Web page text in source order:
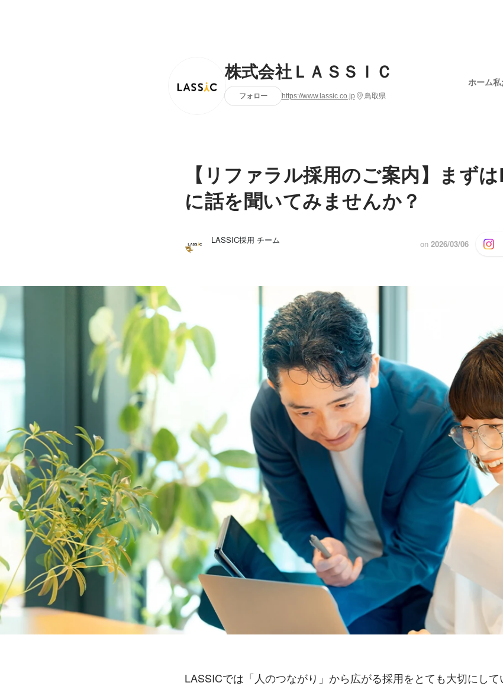
株式会社ＬＡＳＳＩＣ
フォロー https://www.lassic.co.jp 鳥取県
ホーム私
【リファラル採用のご案内】まず
に話を聞いてみませんか？
LASSIC採用 チーム on 2026/03/06
LASSICでは「人のつながり」から広がる採用をとても大切にして
LASSIC採用 チーム